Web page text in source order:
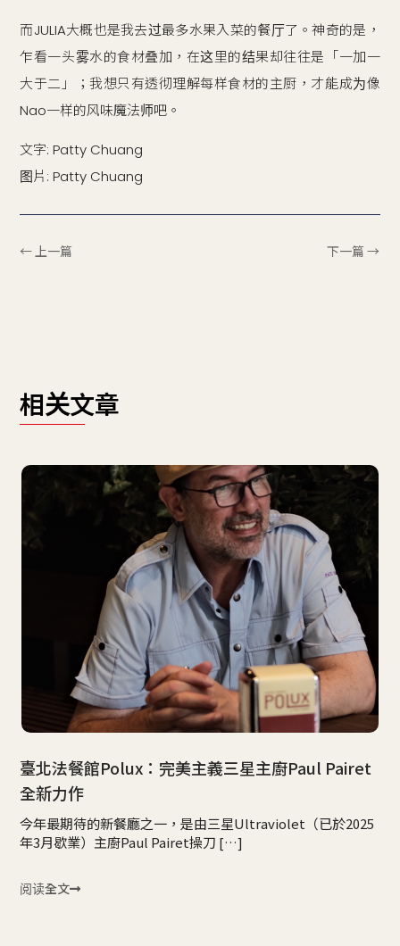
而JULIA大概也是我去过最多水果入菜的餐厅了。神奇的是，
乍看一头雾水的食材叠加，在这里的结果却往往是「一加一
大于二」；我想只有透彻理解每样食材的主厨，才能成为像
Nao一样的风味魔法师吧。
文字: Patty Chuang
图片: Patty Chuang‍‍
← 上一篇 下一篇 →
相关文章
臺北法餐館Polux：完美主義三星主廚Paul Pairet
全新力作
今年最期待的新餐廳之一，是由三星Ultraviolet（已於2025
年3月歇業）主廚Paul Pairet操刀 […]
阅读全文